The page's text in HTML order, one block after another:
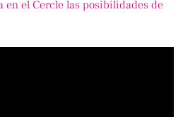
en el Cercle las posibilidades de